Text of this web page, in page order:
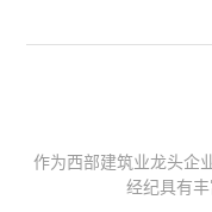
能够为客户降低风险管
从风险评估、风险分析
等全方位、全过程、专
作为西部建筑业龙头企
经纪具有丰